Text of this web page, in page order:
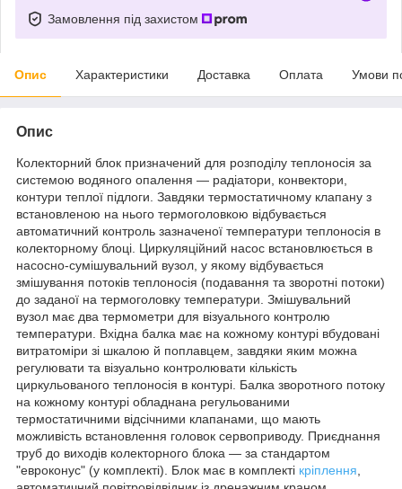
Замовлення під захистом
Опис Характеристики Доставка Оплата Умови
Опис
Колекторний блок призначений для розподілу теплоносія за
системою водяного опалення — радіатори, конвектори,
контури теплої підлоги. Завдяки термостатичному клапану з
встановленою на нього термоголовкою відбувається
автоматичний контроль зазначеної температури теплоносія в
колекторному блоці. Циркуляційний насос встановлюється в
насосно-сумішувальний вузол, у якому відбувається
змішування потоків теплоносія (подавання та зворотні потоки)
до заданої на термоголовку температури. Змішувальний
вузол має два термометри для візуального контролю
температури. Вхідна балка має на кожному контурі вбудовані
витратоміри зі шкалою й поплавцем, завдяки яким можна
регулювати та візуально контролювати кількість
циркульованого теплоносія в контурі. Балка зворотного потоку
на кожному контурі обладнана регульованими
термостатичними відсічними клапанами, що мають
можливість встановлення головок сервоприводу. Приєднання
труб до виходів колекторного блока — за стандартом
"евроконус" (у комплекті). Блок має в комплекті кріплення